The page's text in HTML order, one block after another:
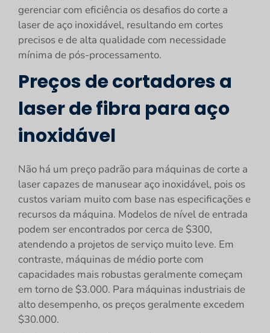
gerenciar com eficiência os desafios do corte a
laser de aço inoxidável, resultando em cortes
precisos e de alta qualidade com necessidade
mínima de pós-processamento.
Preços de cortadores a
laser de fibra para aço
inoxidável
Não há um preço padrão para máquinas de corte a
laser capazes de manusear aço inoxidável, pois os
custos variam muito com base nas especificações e
recursos da máquina. Modelos de nível de entrada
podem ser encontrados por cerca de $300,
atendendo a projetos de serviço muito leve. Em
contraste, máquinas de médio porte com
capacidades mais robustas geralmente começam
em torno de $3.000. Para máquinas industriais de
alto desempenho, os preços geralmente excedem
$30.000.